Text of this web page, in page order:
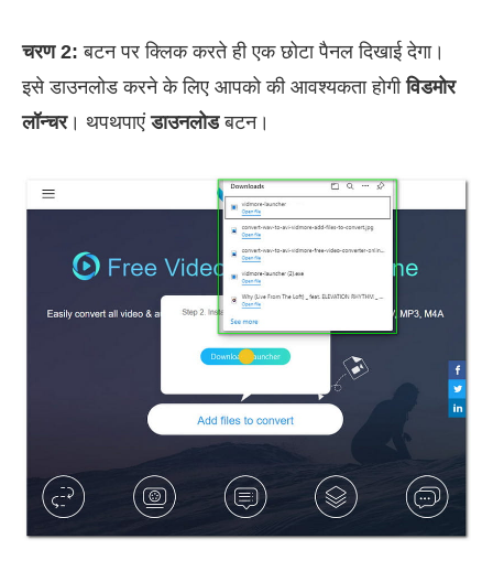
चरण 2: बटन पर क्लिक करते ही एक छोटा पैनल दिखाई देगा।
इसे डाउनलोड करने के लिए आपको की आवश्यकता होगीविडमोर
लॉन्चर। थपथपाएंडाउनलोडबटन।